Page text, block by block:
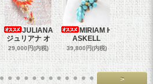
JULIANA
ジュリアナ オ
29,000円(内税)
MIRIAM H
ASKELL
39,800円(内税)
オメガマ
スダ
458,000円
>